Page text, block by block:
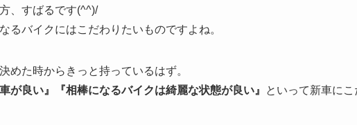
、すばるです(^^)/
るバイクにはこだわりたいものですよね。
めた時からきっと持っているはず。
が良い』『相棒になるバイクは綺麗な状態が良い』
といって新車にこ